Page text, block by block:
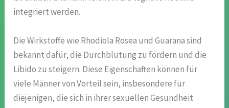
integriert werden.
Die Wirkstoffe wie Rhodiola Rosea und Guarana sind
bekannt dafür, die Durchblutung zu fördern und die
Libido zu steigern. Diese Eigenschaften können für
viele Männer von Vorteil sein, insbesondere für
diejenigen, die sich in ihrer sexuellen Gesundheit